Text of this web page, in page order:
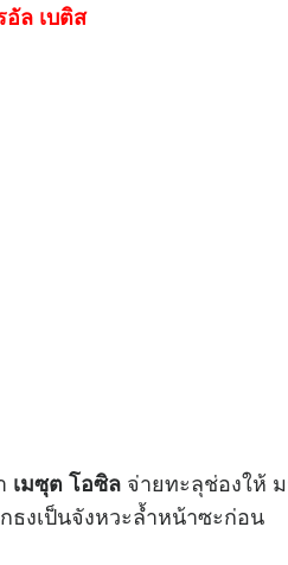
อัล เบติส
เมซุต โอซิล จ่ายทะลุช่องให้
งเป็นจังหวะล้ำหน้าซะก่อน